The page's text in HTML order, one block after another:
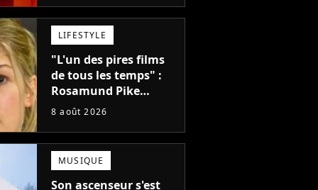
réalisateur claque la
porte pour "différends
créatifs"
LIFESTYLE
"L'un des pires films
de tous les temps" :
Rosamund Pike
pensait que ce film
fiction avec Dwayne
Johnson mettrait fin à
sa carrière
8 août 2026
MUSIQUE
Son ascenseur s'est